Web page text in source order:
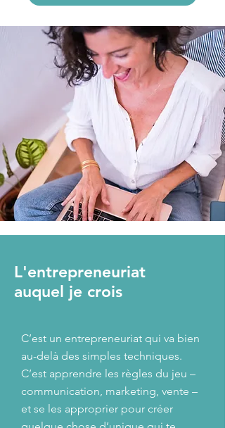
L'entrepreneuriat
auquel je crois
C’est un entrepreneuriat qui va bien
au-delà des simples techniques.
C’est apprendre les règles du jeu –
communication, marketing, vente –
et se les approprier pour créer